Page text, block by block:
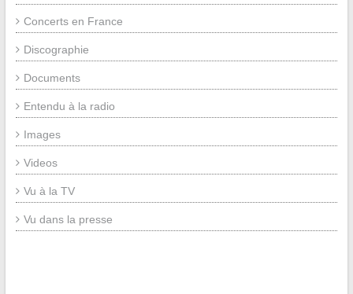
Concerts en France
Discographie
Documents
Entendu à la radio
Images
Videos
Vu à la TV
Vu dans la presse